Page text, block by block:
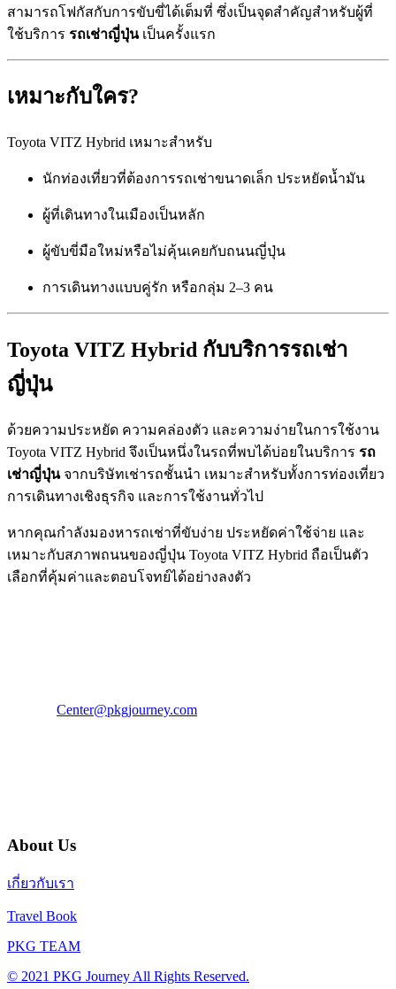
สามารถโฟกัสกับการขับขี่ได้เต็มที่ ซึ่งเป็นจุดสำคัญสำหรับผู้ที่
ใช้บริการ รถเช่าญี่ปุ่นเป็นครั้งแรก
เหมาะกับใคร?
Toyota VITZ Hybrid เหมาะสำหรับ
นักท่องเที่ยวที่ต้องการรถเช่าขนาดเล็ก ประหยัดน้ำมัน
ผู้ที่เดินทางในเมืองเป็นหลัก
ผู้ขับขี่มือใหม่หรือไม่คุ้นเคยกับถนนญี่ปุ่น
การเดินทางแบบคู่รัก หรือกลุ่ม 2–3 คน
Toyota VITZ Hybrid กับบริการรถเช่า
ญี่ปุ่น
ด้วยความประหยัด ความคล่องตัว และความง่ายในการใช้งาน
Toyota VITZ Hybrid จึงเป็นหนึ่งในรถที่พบได้บ่อยในบริการ รถ
เช่าญี่ปุ่นจากบริษัทเช่ารถชั้นนำ เหมาะสำหรับทั้งการท่องเที่ยว
การเดินทางเชิงธุรกิจ และการใช้งานทั่วไป
หากคุณกำลังมองหารถเช่าที่ขับง่าย ประหยัดค่าใช้จ่าย และ
เหมาะกับสภาพถนนของญี่ปุ่น Toyota VITZ Hybrid ถือเป็นตัว
เลือกที่คุ้มค่าและตอบโจทย์ได้อย่างลงตัว
Center@pkgjourney.com
About Us
เกี่ยวกับเรา
Travel Book
PKG TEAM
© 2021 PKG Journey All Rights Reserved.